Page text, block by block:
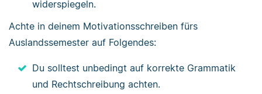
widerspiegeln.
Achte in deinem Motivationsschreiben fürs
Auslandssemester auf Folgendes:
Du solltest unbedingt auf korrekte Grammatik
und Rechtschreibung achten.